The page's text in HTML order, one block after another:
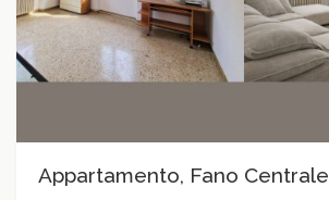
Appartamento, Fano Centrale